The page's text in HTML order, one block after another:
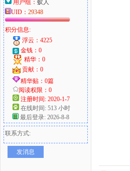
用户组： 蚁人
UID： 29348
积分信息:
浮云：4225
金钱：0
精华：0
贡献：0
精华贴：0篇
阅读权限：0
注册时间: 2020-1-7
在线时间: 513 小时
最后登录: 2026-8-8
联系方式:
发消息